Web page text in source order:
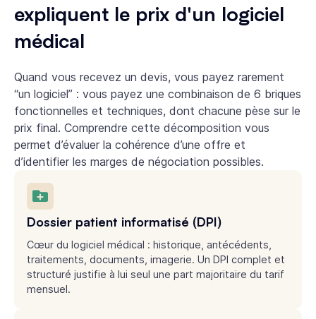
expliquent le prix d'un logiciel
médical
Quand vous recevez un devis, vous payez rarement
“un logiciel” : vous payez une combinaison de 6 briques
fonctionnelles et techniques, dont chacune pèse sur le
prix final. Comprendre cette décomposition vous
permet d’évaluer la cohérence d’une offre et
d’identifier les marges de négociation possibles.
Dossier patient informatisé (DPI)
Cœur du logiciel médical : historique, antécédents,
traitements, documents, imagerie. Un DPI complet et
structuré justifie à lui seul une part majoritaire du tarif
mensuel.